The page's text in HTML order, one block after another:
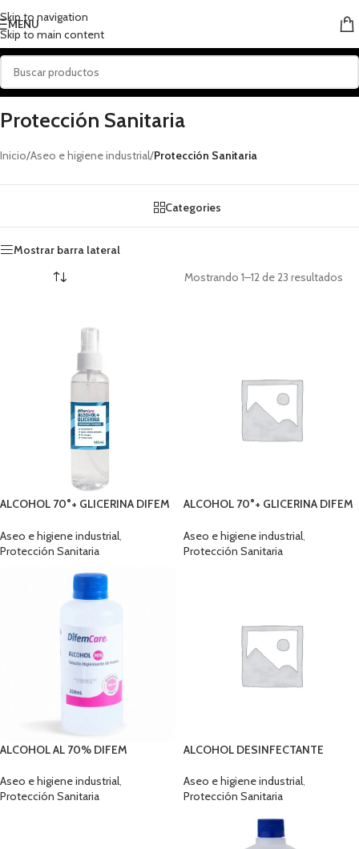
Skip to navigation
Skip to main content
MENU
Protección Sanitaria
Inicio/Aseo e higiene industrial/Protección Sanitaria
Categories
Mostrar barra lateral
Mostrando 1–12 de 23 resultados
ALCOHOL 70°+ GLICERINA DIFEM
Aseo e higiene industrial
Protección Sanitaria
ALCOHOL 70°+ GLICERINA DIFEM
Aseo e higiene industrial
Protección Sanitaria
ALCOHOL AL 70% DIFEM
Aseo e higiene industrial,
Protección Sanitaria
ALCOHOL DESINFECTANTE
Aseo e higiene industrial,
Protección Sanitaria